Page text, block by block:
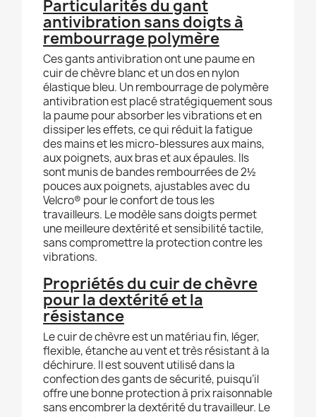
Particularités du gant
antivibration sans doigts à
rembourrage polymère
Ces gants antivibration ont une paume en
cuir de chèvre blanc et un dos en nylon
élastique bleu. Un rembourrage de polymère
antivibration est placé stratégiquement sous
la paume pour absorber les vibrations et en
dissiper les effets, ce qui réduit la fatigue
des mains et les micro-blessures aux mains,
aux poignets, aux bras et aux épaules. Ils
sont munis de bandes rembourrées de 2½
pouces aux poignets, ajustables avec du
Velcro® pour le confort de tous les
travailleurs. Le modèle sans doigts permet
une meilleure dextérité et sensibilité tactile,
sans compromettre la protection contre les
vibrations.
Propriétés du cuir de chèvre
pour la dextérité et la
résistance
Le cuir de chèvre est un matériau fin, léger,
flexible, étanche au vent et très résistant à la
déchirure. Il est souvent utilisé dans la
confection des gants de sécurité, puisqu’il
offre une bonne protection à prix raisonnable
sans encombrer la dextérité du travailleur. Le